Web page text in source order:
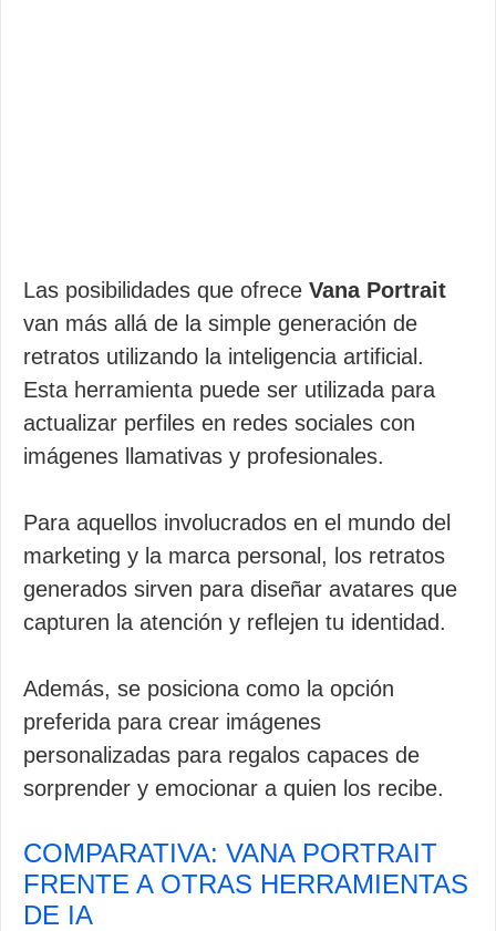
Las posibilidades que ofrece Vana Portrait
van más allá de la simple generación de
retratos utilizando la inteligencia artificial.
Esta herramienta puede ser utilizada para
actualizar perfiles en redes sociales con
imágenes llamativas y profesionales.
Para aquellos involucrados en el mundo del
marketing y la marca personal, los retratos
generados sirven para diseñar avatares que
capturen la atención y reflejen tu identidad.
Además, se posiciona como la opción
preferida para crear imágenes
personalizadas para regalos capaces de
sorprender y emocionar a quien los recibe.
COMPARATIVA: VANA PORTRAIT
FRENTE A OTRAS HERRAMIENTAS
DE IA